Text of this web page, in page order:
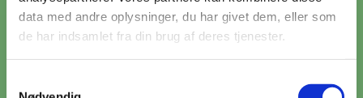
data med andre oplysninger, du har givet dem, eller som
de har indsamlet fra din brug af deres tjenester.
Arbeitslosengeld,
Onlinebanking, Kindergeld
uvm.). Es gibt verschiedene